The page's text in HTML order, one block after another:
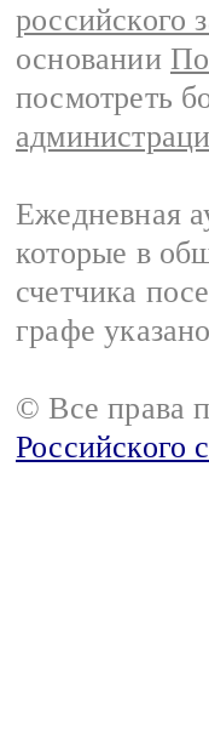
российского
основании
посмотреть
Ежедневная
которые в
счетчика
графе
© Все права
Российского